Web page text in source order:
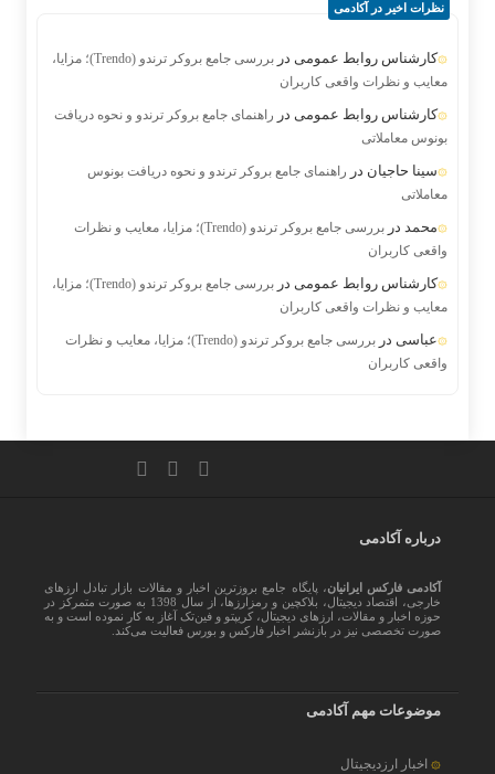
نظرات اخیر در آکادمی
کارشناس روابط عمومی در
بررسی جامع بروکر ترندو (Trendo)؛ مزایا،
معایب و نظرات واقعی کاربران
کارشناس روابط عمومی در راهنمای جامع بروکر ترندو و نحوه دریافت
بونوس معاملاتی
سینا حاجیان در راهنمای جامع بروکر ترندو و نحوه دریافت بونوس
معاملاتی
محمد در
بررسی جامع بروکر ترندو (Trendo)؛ مزایا، معایب و نظرات
واقعی کاربران
کارشناس روابط عمومی در
بررسی جامع بروکر ترندو (Trendo)؛ مزایا،
معایب و نظرات واقعی کاربران
عباسی در
بررسی جامع بروکر ترندو (Trendo)؛ مزایا، معایب و نظرات
واقعی کاربران
درباره آکادمی
آکادمی فارکس ایرانیان، پایگاه جامع بروزترین اخبار و مقالات بازار تبادل ارزهای
خارجی، اقتصاد دیجیتال، بلاکچین و رمزارزها، از سال 1398 به صورت متمرکز در
حوزه اخبار و مقالات، ارزهای‌ دیجیتال، کریپتو و فین‌تک آغاز به کار نموده است و به
صورت تخصصی نیز در بازنشر اخبار فارکس و بورس فعالیت می‌کند.
موضوعات مهم آکادمی
اخبار ارزدیجیتال